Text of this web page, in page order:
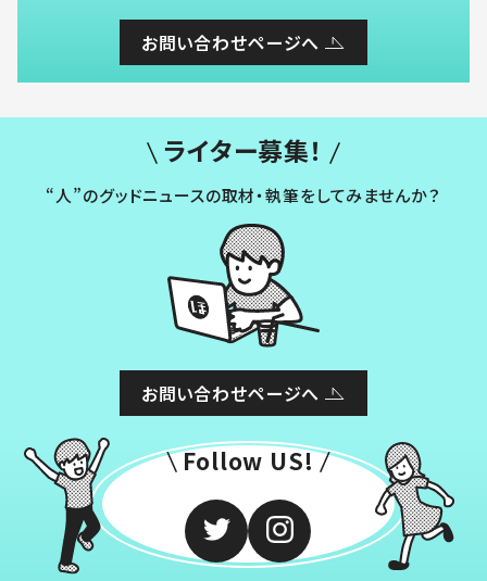
お問い合わせページへ
ライター募集！
“人”のグッドニュースの取材・執筆をしてみませんか？
お問い合わせページへ
Follow US!